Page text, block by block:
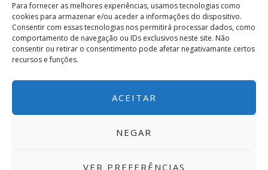
Para fornecer as melhores experiências, usamos tecnologias como
cookies para armazenar e/ou aceder a informações do dispositivo.
Consentir com essas tecnologias nos permitirá processar dados, como
comportamento de navegação ou IDs exclusivos neste site. Não
consentir ou retirar o consentimento pode afetar negativamante certos
recursos e funções.
ACEITAR
NEGAR
VER PREFERÊNCIAS